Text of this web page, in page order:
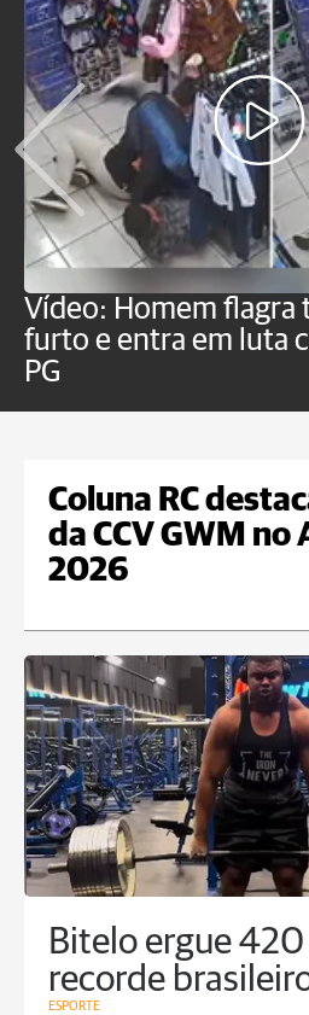
Vídeo: Homem flagra
furto e entra em luta
PG
Coluna RC
da CCV GWM no
2026
Bitelo ergue
recorde
ESPORTE